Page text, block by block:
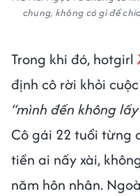
chung, không có gì để
Trong khi đó, hotgirl
định cô rời khỏi
“mình đến không
Cô gái 22 tuổi từng
tiền ai nấy xài,
năm hôn nhân.